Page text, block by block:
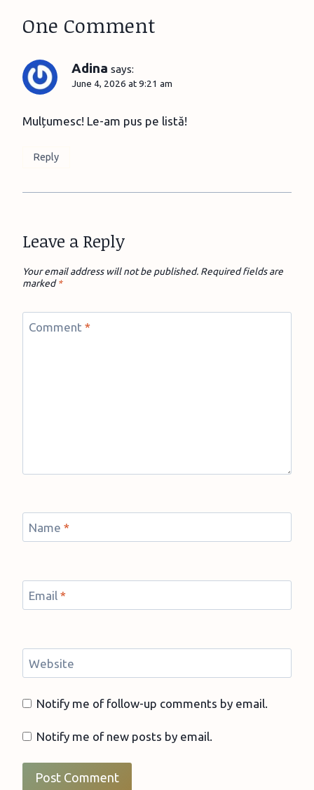
One Comment
Adina says:
June 4, 2026 at 9:21 am
Mulțumesc! Le-am pus pe listă!
Reply
Leave a Reply
Your email address will not be published. Required fields are
marked*
Comment *
Name *
Email *
Website
Notify me of follow-up comments by email.
Notify me of new posts by email.